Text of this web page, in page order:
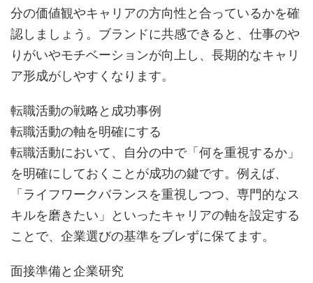
分の価値観やキャリアの方向性と合っているかを確
認しましょう。ブランドに共感できると、仕事のや
りがいやモチベーションが向上し、長期的なキャリ
ア形成がしやすくなります。
転職活動の戦略と成功事例
転職活動の軸を明確にする
転職活動において、自分の中で「何を重視するか」
を明確にしておくことが成功の鍵です。例えば、
「ライフワークバランスを重視しつつ、専門的なス
キルを磨きたい」といったキャリアの軸を設定する
ことで、企業選びの基準をブレずに保てます。
面接準備と企業研究